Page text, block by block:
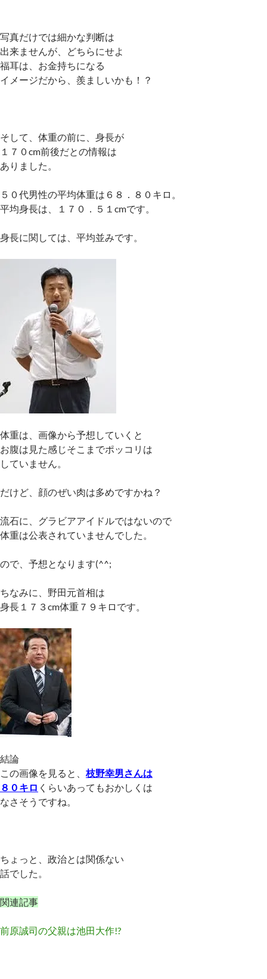
写真だけでは細かな判断は
出来ませんが、どちらにせよ
福耳は、お金持ちになる
イメージだから、羨ましいかも！？
そして、体重の前に、身長が
１７０cm前後だとの情報は
ありました。
５０代男性の平均体重は６８．８０キロ。
平均身長は、１７０．５１cmです。
身長に関しては、平均並みです。
体重は、画像から予想していくと
お腹は見た感じそこまでポッコリは
していません。
だけど、顔のぜい肉は多めですかね？
流石に、グラビアアイドルではないので
体重は公表されていませんでした。
ので、予想となります(^^;
ちなみに、野田元首相は
身長１７３cm体重７９キロです。
結論
この画像を見ると、 枝野幸男さんは
８０キロ くらいあってもおかしくは
なさそうですね。
ちょっと、政治とは関係ない
話でした。
関連記事
前原誠司の父親は池田大作!?